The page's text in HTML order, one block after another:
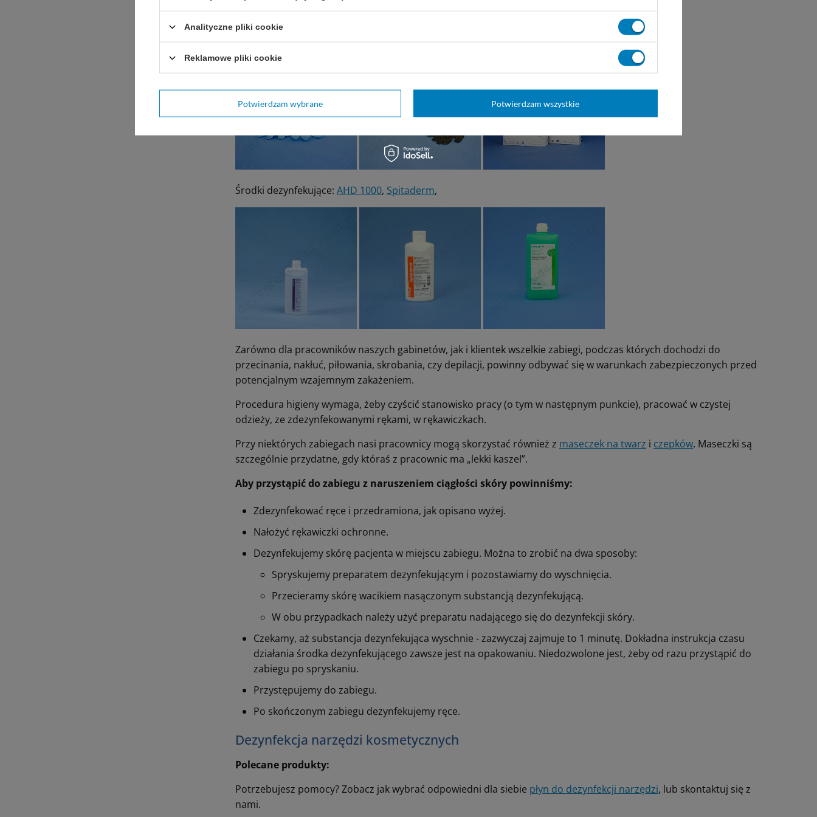
Rękawice:Nitrylex PF
Środki dezynfekujące: AHD 1000, Spitaderm,
Zarówno dla pracowników naszych gabinetów, jak i klientek wszelkie zabiegi, podczas których dochodzi do
przecinania, nakłuć, piłowania, skrobania, czy depilacji, powinny odbywać się w warunkach zabezpieczonych przed
potencjalnym wzajemnym zakażeniem.
Procedura higieny wymaga, żeby czyścić stanowisko pracy (o tym w następnym punkcie), pracować w czystej
odzieży, ze zdezynfekowanymi rękami, w rękawiczkach.
Przy niektórych zabiegach nasi pracownicy mogą skorzystać również z maseczek na twarz i czepków. Maseczki są
szczególnie przydatne, gdy któraś z pracownic ma „lekki kaszel”.
Aby przystąpić do zabiegu z naruszeniem ciągłości skóry powinniśmy:
Zdezynfekować ręce i przedramiona, jak opisano wyżej.
Nałożyć rękawiczki ochronne.
Dezynfekujemy skórę pacjenta w miejscu zabiegu. Można to zrobić na dwa sposoby:
Spryskujemy preparatem dezynfekującym i pozostawiamy do wyschnięcia.
Przecieramy skórę wacikiem nasączonym substancją dezynfekującą.
W obu przypadkach należy użyć preparatu nadającego się do dezynfekcji skóry.
Czekamy, aż substancja dezynfekująca wyschnie - zazwyczaj zajmuje to 1 minutę. Dokładna instrukcja czasu
działania środka dezynfekującego zawsze jest na opakowaniu. Niedozwolone jest, żeby od razu przystąpić do
zabiegu po spryskaniu.
Przystępujemy do zabiegu.
Po skończonym zabiegu dezynfekujemy ręce.
Dezynfekcja narzędzi kosmetycznych
Polecane produkty:
Potrzebujesz pomocy? Zobacz jak wybrać odpowiedni dla siebie płyn do dezynfekcji narzędzi, lub skontaktuj się z
nami.
Analityczne pliki cookie
Reklamowe pliki cookie
Potwierdzam wybrane Potwierdzam wszystkie